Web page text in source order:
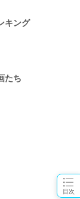
目次
キング
たち